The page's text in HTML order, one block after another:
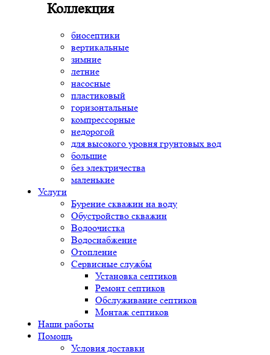
Коллекция
биосептики
вертикальные
зимние
летние
насосные
пластиковый
горизонтальные
компрессорные
недорогой
для высокого уровня грунтовых вод
большие
без электричества
маленькие
Услуги
Бурение скважин на воду
Обустройство скважин
Водоочистка
Водоснабжение
Отопление
Сервисные службы
Установка септиков
Ремонт септиков
Обслуживание септиков
Монтаж септиков
Наши работы
Помощь
Условия доставки